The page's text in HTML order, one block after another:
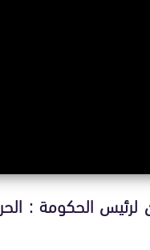
الحكومة :